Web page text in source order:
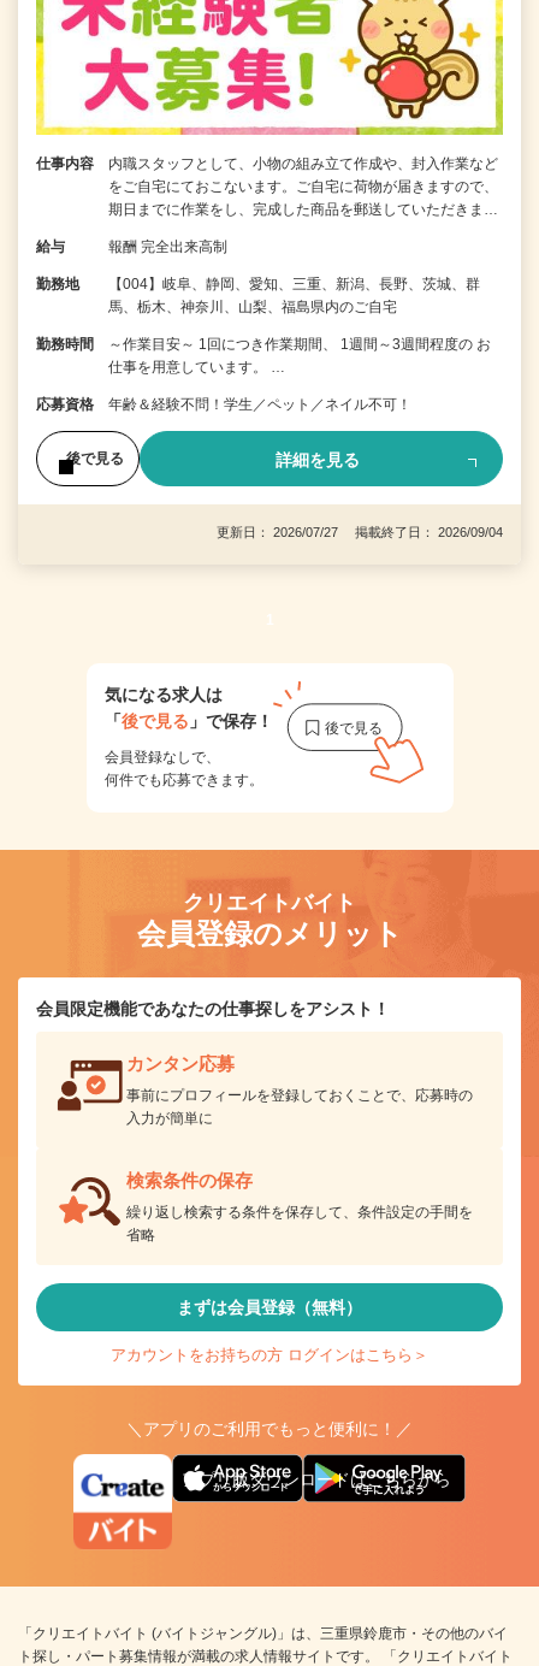
仕事内容
内職スタッフとして、小物の組み立て作成や、封入作業など
をご自宅にておこないます。ご自宅に荷物が届きますので、
期日までに作業をし、完成した商品を郵送していただきま…
給与 報酬 完全出来高制
勤務地
【004】岐阜、静岡、愛知、三重、新潟、長野、茨城、群
馬、栃木、神奈川、山梨、福島県内のご自宅
勤務時間
～作業目安～ 1回につき作業期間、 1週間～3週間程度の お
仕事を用意しています。 …
応募資格 年齢＆経験不問！学生／ペット／ネイル不可！
後で見る 詳細を見る
更新日： 2026/07/27 掲載終了日： 2026/09/04
1
気になる求人は
「後で見る 」で保存！
会員登録なしで、
何件でも応募できます。
クリエイトバイト
会員登録のメリット
会員限定機能であなたの仕事探しをアシスト！
カンタン応募
事前にプロフィールを登録しておくことで、応募時の
入力が簡単に
検索条件の保存
繰り返し検索する条件を保存して、条件設定の手間を
省略
まずは会員登録（無料）
アカウントをお持ちの方 ログインはこちら＞
＼アプリのご利用でもっと便利に！／
アプリ版ダウンロードはこちらから
「クリエイトバイト (バイトジャングル)」は、三重県鈴鹿市・その他のバイ
ト探し・パート募集情報が満載の求人情報サイトです。 「クリエイトバイト